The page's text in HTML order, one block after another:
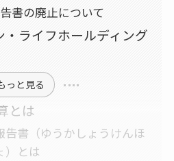
書の廃止について
・ライフホールディング
っと見る
とは
告書（ゆうかしょうけんほ
）とは